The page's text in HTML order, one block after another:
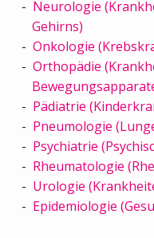
Neurologie
Gehirns)
Onkologie
Orthopädie
Pädiatrie
Pneumologie
Psychiatrie
Rheumatologie
Urologie
Epidemiologie